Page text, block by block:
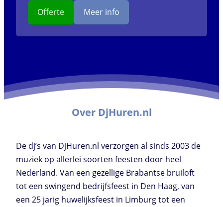
Offerte Meer info
Over DjHuren.nl
De dj’s van DjHuren.nl verzorgen al sinds 2003 de
muziek op allerlei soorten feesten door heel
Nederland. Van een gezellige Brabantse bruiloft
tot een swingend bedrijfsfeest in Den Haag, van
een 25 jarig huwelijksfeest in Limburg tot een